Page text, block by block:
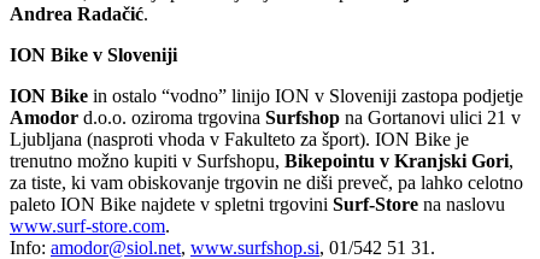
Andrea Radačić.
ION Bike v Sloveniji
ION Bike in ostalo “vodno” linijo ION v Sloveniji zastopa podjetje
Amodor d.o.o. oziroma trgovina Surfshop na Gortanovi ulici 21 v
Ljubljana (nasproti vhoda v Fakulteto za šport). ION Bike je
trenutno možno kupiti v Surfshopu, Bikepointu v Kranjski Gori,
za tiste, ki vam obiskovanje trgovin ne diši preveč, pa lahko celotno
paleto ION Bike najdete v spletni trgovini Surf-Store na naslovu
www.surf-store.com.
Info: amodor@siol.net, www.surfshop.si, 01/542 51 31.